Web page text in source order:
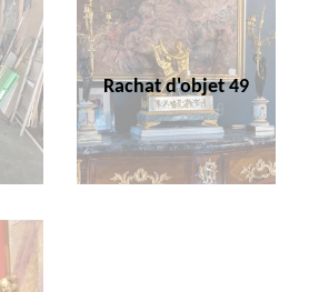
Rachat d'objet 49